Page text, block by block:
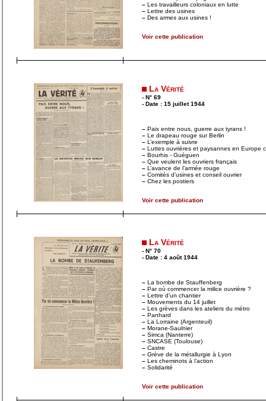
– Les travailleurs coloniaux en lutte
– Lettre des usines
– Des armes aux usines !
Voir cette publication
La Vérité
- N° 69
- Date : 15 juillet 1944
– Paix entre nous, guerre aux tyrans !
– Le drapeau rouge sur Berlin
– L’exemple à suivre
– Luttes ouvrières et paysannes en Europe
– Bourhis - Guéguen
– Que veulent les ouvriers français
– L’avance de l’armée rouge
– Comités d’usines et conseil ouvrier
– Chez les postiers
Voir cette publication
La Vérité
- N° 70
- Date : 4 août 1944
– La bombe de Stauffenberg
– Par où commencer la milice ouvrière ?
– Lettre d’un chantier
– Mouvements du 14 juillet
– Les grèves dans les ateliers du métro
– Panhard
– La Lorraine (Argenteuil)
– Morane-Saulnier
– Simca (Nanterre)
– SNCASE (Toulouse)
– Castre
– Grève de la métallurgie à Lyon
– Les cheminots à l’action
– Solidarité
Voir cette publication